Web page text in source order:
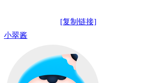
[复制链接]
小翠酱